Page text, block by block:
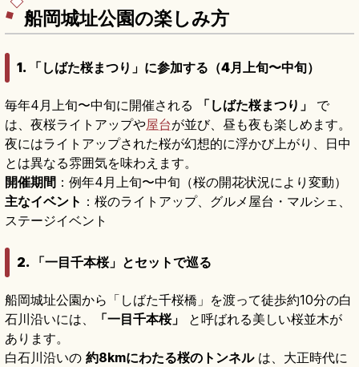
船岡城址公園の楽しみ方
1. 「しばた桜まつり」に参加する（4月上旬〜中旬）
毎年4月上旬〜中旬に開催される 「しばた桜まつり」
で
は、夜桜ライトアップや屋台が並び、昼も夜も楽しめます。
夜にはライトアップされた桜が幻想的に浮かび上がり、日中
とは異なる雰囲気を味わえます。
開催期間 ：例年4月上旬〜中旬（桜の開花状況により変動）
主なイベント ：桜のライトアップ、グルメ屋台・マルシェ、
ステージイベント
2. 「一目千本桜」とセットで巡る
船岡城址公園から「しばた千桜橋」を渡って徒歩約10分の白
石川沿いには、
「一目千本桜」
と呼ばれる美しい桜並木が
あります。
白石川沿いの 約8kmにわたる桜のトンネルは、大正時代に